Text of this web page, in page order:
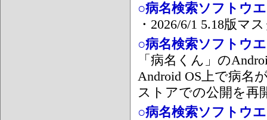
○病名検索ソフトウ
・2026/6/1 5.18版マ
○病名検索ソフトウ
「病名くん」の
Android OS上で病名
ストアでの公開を再
○病名検索ソフトウ